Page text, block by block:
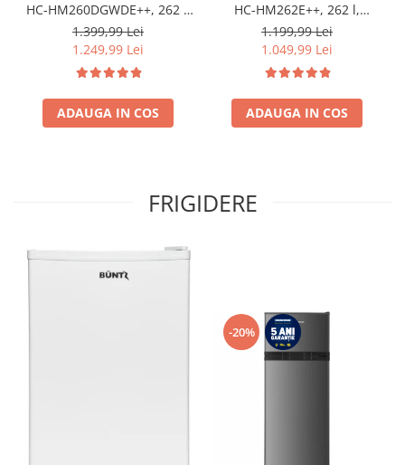
HC-HM260DGWDE++, 262 l,
Clasa E, Dozator de apa,
Control electronic cu
termostat ajustabil, Lumina
cm, Gri antracit texturat
1.399,99 Lei
1.249,99 Lei
ADAUGA IN COS
HC-HM262E++, 262 l,
Control electronic,
Iluminare LED, Usi
reversibile, Clasa E, H 180
cm, Alb
1.199,99 Lei
1.049,99 Lei
ADAUGA IN COS
FRIGIDERE
-20%